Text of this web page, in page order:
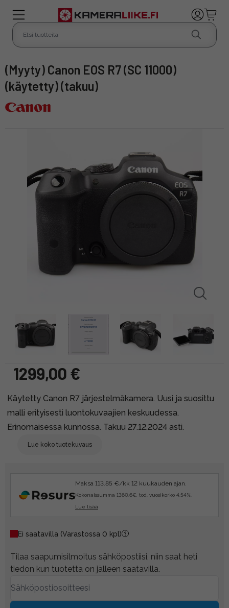
(Myyty) Canon EOS R7 (SC 11000)
(käytetty) (takuu)
1299,00 €
Käytetty Canon R7 järjestelmäkamera. Uusi ja suosittu
malli erityisesti luontokuvaajien keskuudessa.
Erinomaisessa kunnossa. Takuu 27.12.2024 asti.
Lue koko tuotekuvaus
Maksa 113.85 €/kk 12 kuukauden ajan.
Kokonaissumma 1360.6€, tod. vuosikorko 4.54%.
Lue lisää
Ei saatavilla (Varastossa 0 kpl)
Tilaa saapumisilmoitus sähköpostiisi, niin saat heti
tiedon kun tuotetta on jälleen saatavilla.